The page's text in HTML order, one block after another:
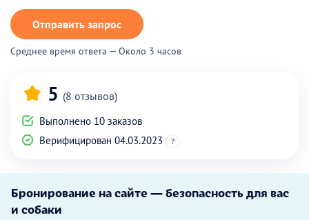
Отправить запрос
Среднее время ответа — Около 3 часов
5 (8 отзывов)
Выполнено 10 заказов
Верифицирован 04.03.2023
?
Бронирование на сайте — безопасность для вас
и собаки